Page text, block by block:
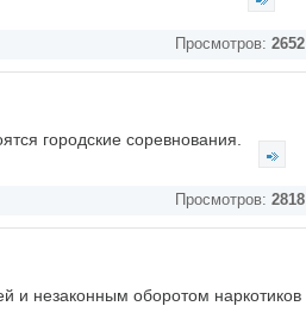
Просмотров: 2652
городские соревнования.
Просмотров: 2818
и незаконным оборотом наркотиков